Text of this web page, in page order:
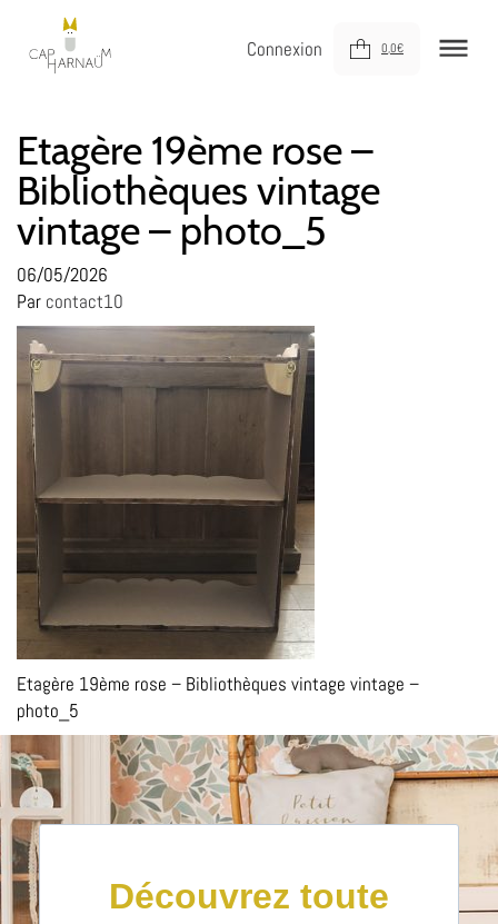
Connexion 0,0€
NOUVEAUTÉS
MEUBLER
DÉCORER
JOUER
DERNIÈRE CHANCE !
À VOTRE SERVICE
À PROPOS
Etagère 19ème rose –
Bibliothèques vintage
vintage – photo_5
06/05/2026
Par contact10
Etagère 19ème rose – Bibliothèques vintage vintage –
photo_5